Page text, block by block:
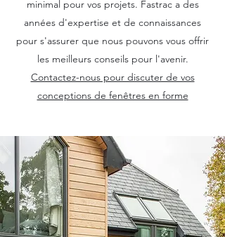
minimal pour vos projets. Fastrac a des
années d'expertise et de connaissances
pour s'assurer que nous pouvons vous offrir
les meilleurs conseils pour l'avenir.
Contactez-nous pour discuter de vos
conceptions de fenêtres en forme